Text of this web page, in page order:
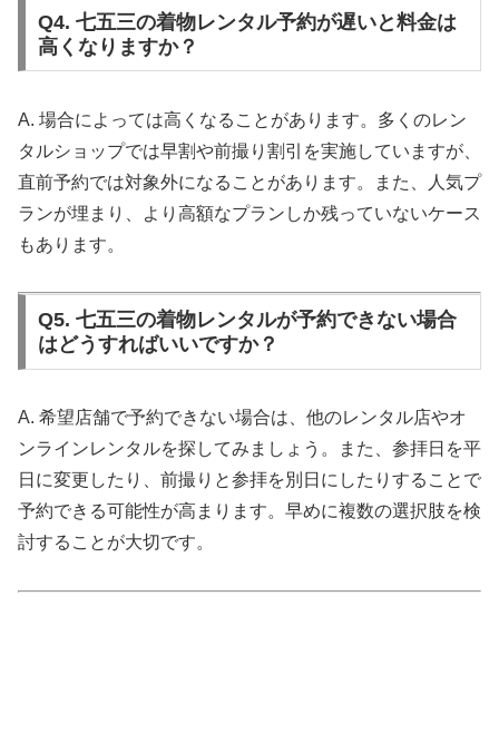
Q4. 七五三の着物レンタル予約が遅いと料金は
高くなりますか？
A. 場合によっては高くなることがあります。多くのレン
タルショップでは早割や前撮り割引を実施していますが、
直前予約では対象外になることがあります。また、人気プ
ランが埋まり、より高額なプランしか残っていないケース
もあります。
Q5. 七五三の着物レンタルが予約できない場合
はどうすればいいですか？
A. 希望店舗で予約できない場合は、他のレンタル店やオ
ンラインレンタルを探してみましょう。また、参拝日を平
日に変更したり、前撮りと参拝を別日にしたりすることで
予約できる可能性が高まります。早めに複数の選択肢を検
討することが大切です。